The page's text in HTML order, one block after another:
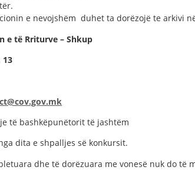
e nevojshëm duhet ta dorëzojë te arkivi
e të Rriturve – Shkup
13
të bashkëpunëtorit të jashtëm
dita e shpalljes së konkursit.
dhe të dorëzuara me vonesë nuk do të